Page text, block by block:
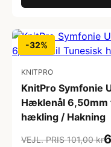
-32%
KNITPRO
KnitPro Symfonie
Hæklenål 6,50mm
hækling / Hakning
VEJL. PRIS 101,00 kr